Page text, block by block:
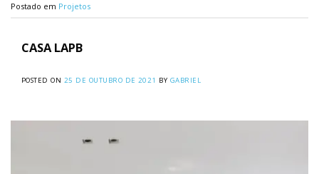
Postado em Projetos
CASA LAPB
POSTED ON 25 DE OUTUBRO DE 2021 BY GABRIEL